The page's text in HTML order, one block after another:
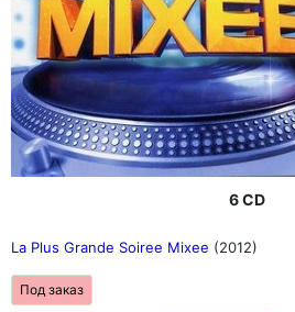
6 CD
La Plus Grande Soiree Mixee (2012)
Под заказ